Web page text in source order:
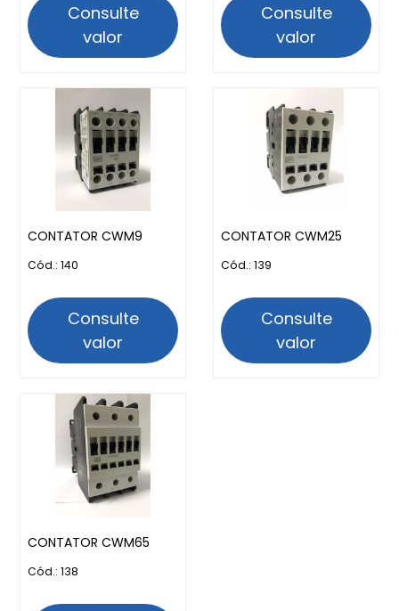
Consulte
valor
Consulte
valor
CONTATOR CWM9
Cód.: 140
Consulte
valor
CONTATOR CWM25
Cód.: 139
Consulte
valor
CONTATOR CWM65
Cód.: 138